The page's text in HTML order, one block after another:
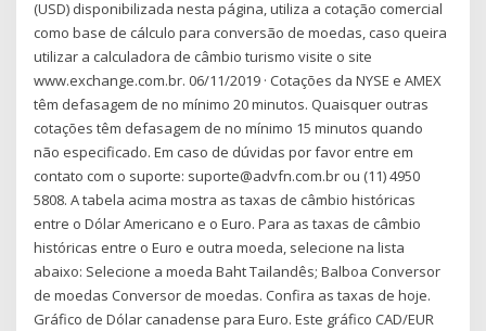
(USD) disponibilizada nesta página, utiliza a cotação comercial
como base de cálculo para conversão de moedas, caso queira
utilizar a calculadora de câmbio turismo visite o site
www.exchange.com.br. 06/11/2019 · Cotações da NYSE e AMEX
têm defasagem de no mínimo 20 minutos. Quaisquer outras
cotações têm defasagem de no mínimo 15 minutos quando
não especificado. Em caso de dúvidas por favor entre em
contato com o suporte: suporte@advfn.com.br ou (11) 4950
5808. A tabela acima mostra as taxas de câmbio históricas
entre o Dólar Americano e o Euro. Para as taxas de câmbio
históricas entre o Euro e outra moeda, selecione na lista
abaixo: Selecione a moeda Baht Tailandês; Balboa Conversor
de moedas Conversor de moedas. Confira as taxas de hoje.
Gráfico de Dólar canadense para Euro. Este gráfico CAD/EUR